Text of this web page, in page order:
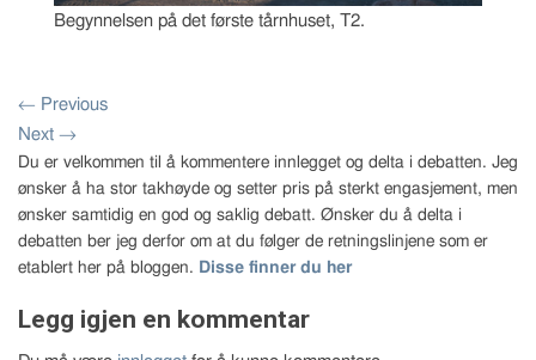
Begynnelsen på det første tårnhuset, T2.
← Previous
Next →
Du er velkommen til å kommentere innlegget og delta i debatten. Jeg
ønsker å ha stor takhøyde og setter pris på sterkt engasjement, men
ønsker samtidig en god og saklig debatt. Ønsker du å delta i
debatten ber jeg derfor om at du følger de retningslinjene som er
etablert her på bloggen. Disse finner du her
Legg igjen en kommentar